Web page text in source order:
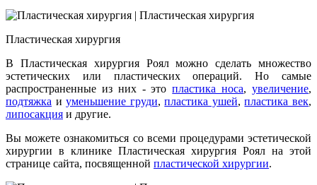
Пластическая хирургия
В Пластическая хирургия Роял можно сделать множество
эстетических или пластических операций. Но самые
распространенные из них - этопластика носа,увеличение,
подтяжка иуменьшение груди,пластика ушей,пластика век,
липосакция и другие.
Вы можете ознакомиться со всеми процедурами эстетической
хирургии в клинике Пластическая хирургия Роял на этой
странице сайта, посвященной пластической хирургии.